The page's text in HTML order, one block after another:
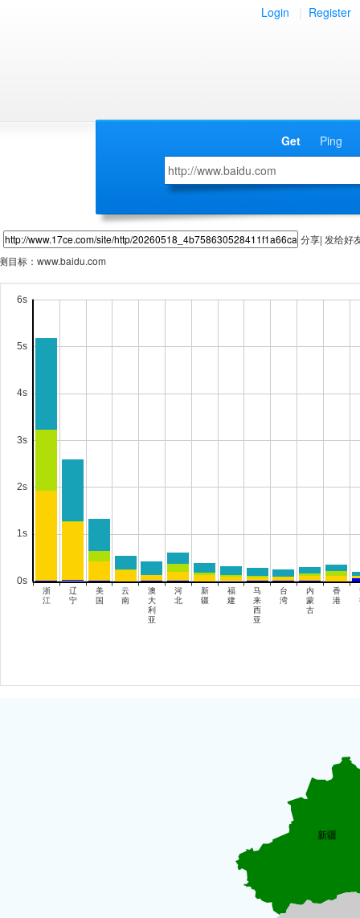
Login Register
Get Ping
分享| 发给好
目标： www.baidu.com